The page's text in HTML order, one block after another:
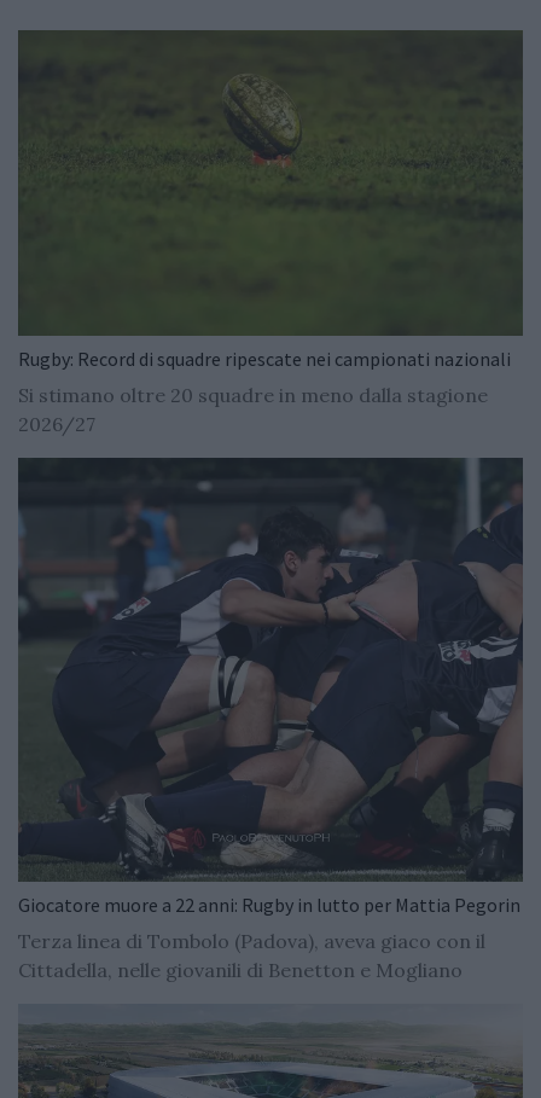
Rugby: Record di squadre ripescate nei campionati nazionali
Si stimano oltre 20 squadre in meno dalla stagione
2026/27
Giocatore muore a 22 anni: Rugby in lutto per Mattia Pegorin
Terza linea di Tombolo (Padova), aveva giaco con il
Cittadella, nelle giovanili di Benetton e Mogliano